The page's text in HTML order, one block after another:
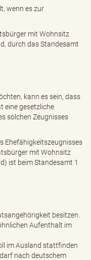
wenn es zur
mit Wohnsitz
durch das Standesamt
kann es sein, dass
eine gesetzliche
solchen Zeugnisses
Ehefähigkeitszeugnisses
mit Wohnsitz
ist beim Standesamt 1
besitzen.
Aufenthalt im
im Ausland stattfinden
nach deutschem